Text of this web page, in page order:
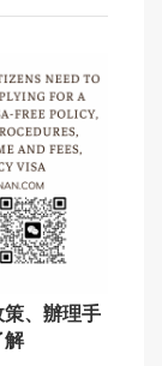
、辦理手
解